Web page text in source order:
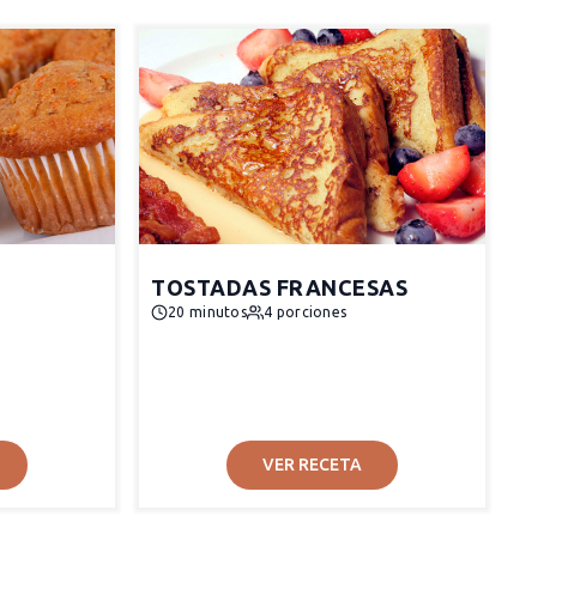
TOSTADAS FRANCESAS
20 minutos 4 porciones
VER RECETA